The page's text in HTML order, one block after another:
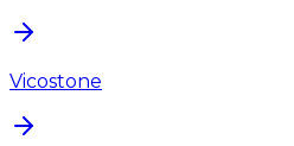
Vicostone